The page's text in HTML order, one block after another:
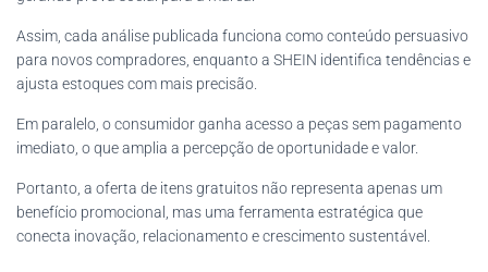
Assim, cada análise publicada funciona como conteúdo persuasivo
para novos compradores, enquanto a SHEIN identifica tendências e
ajusta estoques com mais precisão.
Em paralelo, o consumidor ganha acesso a peças sem pagamento
imediato, o que amplia a percepção de oportunidade e valor.
Portanto, a oferta de itens gratuitos não representa apenas um
benefício promocional, mas uma ferramenta estratégica que
conecta inovação, relacionamento e crescimento sustentável.